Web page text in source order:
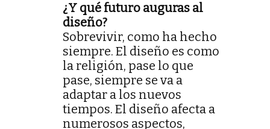
¿Y qué futuro auguras al
diseño?
Sobrevivir, como ha hecho
siempre. El diseño es como
la religión, pase lo que
pase, siempre se va a
adaptar a los nuevos
tiempos. El diseño afecta a
numerosos aspectos,